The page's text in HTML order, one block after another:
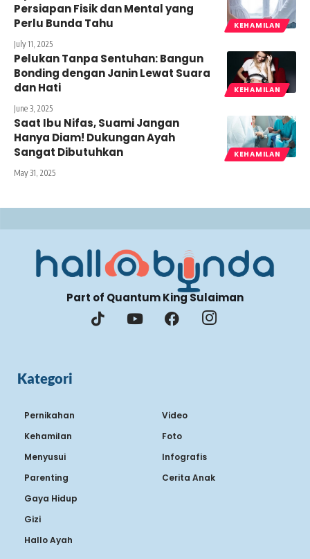
KEHAMILAN
Persiapan Fisik dan Mental yang
Perlu Bunda Tahu
July 11, 2025
KEHAMILAN
Pelukan Tanpa Sentuhan: Bangun
Bonding dengan Janin Lewat Suara
dan Hati
June 3, 2025
KEHAMILAN
Saat Ibu Nifas, Suami Jangan
Hanya Diam! Dukungan Ayah
Sangat Dibutuhkan
May 31, 2025
Part of Quantum King Sulaiman
Kategori
Pernikahan
Kehamilan
Menyusui
Parenting
Gaya Hidup
Gizi
Hallo Ayah
Video
Foto
Infografis
Cerita Anak